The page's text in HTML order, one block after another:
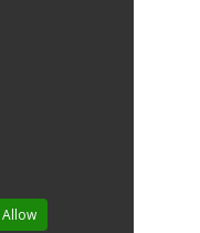
Allow